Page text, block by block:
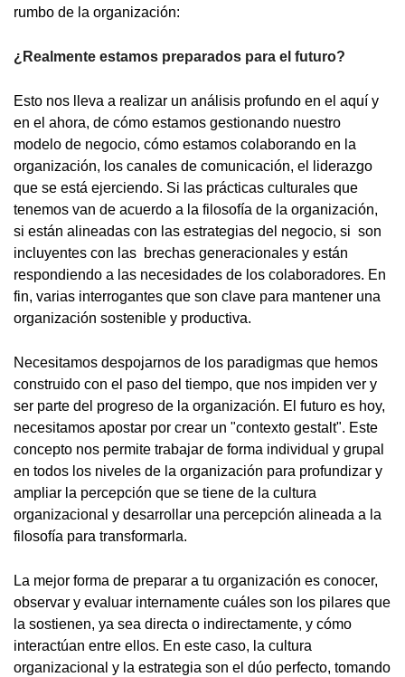
rumbo de la organización:
¿Realmente estamos preparados para el futuro?
Esto nos lleva a realizar un análisis profundo en el aquí y
en el ahora, de cómo estamos gestionando nuestro
modelo de negocio, cómo estamos colaborando en la
organización, los canales de comunicación, el liderazgo
que se está ejerciendo. Si las prácticas culturales que
tenemos van de acuerdo a la filosofía de la organización,
si están alineadas con las estrategias del negocio, si son
incluyentes con las brechas generacionales y están
respondiendo a las necesidades de los colaboradores. En
fin, varias interrogantes que son clave para mantener una
organización sostenible y productiva.
Necesitamos despojarnos de los paradigmas que hemos
construido con el paso del tiempo, que nos impiden ver y
ser parte del progreso de la organización. El futuro es hoy,
necesitamos apostar por crear un "contexto gestalt". Este
concepto nos permite trabajar de forma individual y grupal
en todos los niveles de la organización para profundizar y
ampliar la percepción que se tiene de la cultura
organizacional y desarrollar una percepción alineada a la
filosofía para transformarla.
La mejor forma de preparar a tu organización es conocer,
observar y evaluar internamente cuáles son los pilares que
la sostienen, ya sea directa o indirectamente, y cómo
interactúan entre ellos. En este caso, la cultura
organizacional y la estrategia son el dúo perfecto, tomando